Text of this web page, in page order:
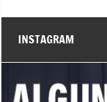
INSTAGRAM